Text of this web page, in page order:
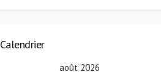
Calendrier
août 2026